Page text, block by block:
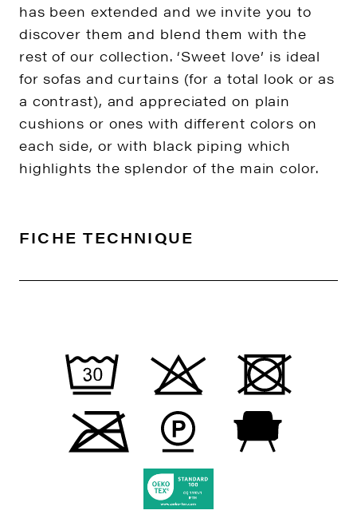
has been extended and we invite you to
discover them and blend them with the
rest of our collection. ‘Sweet love’ is ideal
for sofas and curtains (for a total look or as
a contrast), and appreciated on plain
cushions or ones with different colors on
each side, or with black piping which
highlights the splendor of the main color.
FICHE TECHNIQUE